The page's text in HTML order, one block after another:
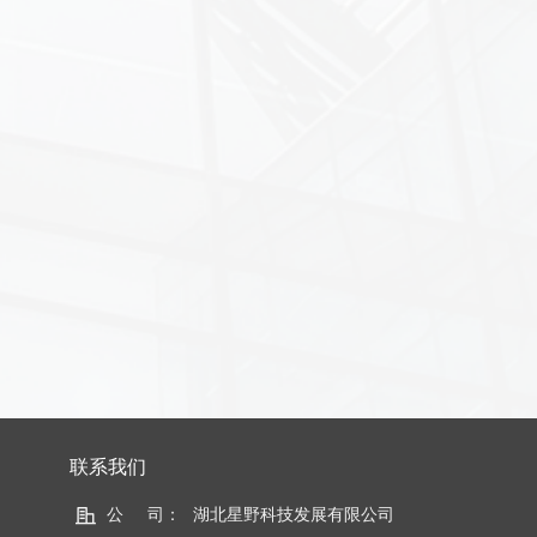
联系我们
公     司： 湖北星野科技发展有限公司